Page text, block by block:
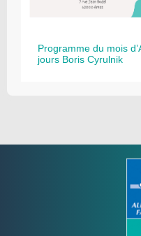
Programme du mois
jours Boris Cyrulnik